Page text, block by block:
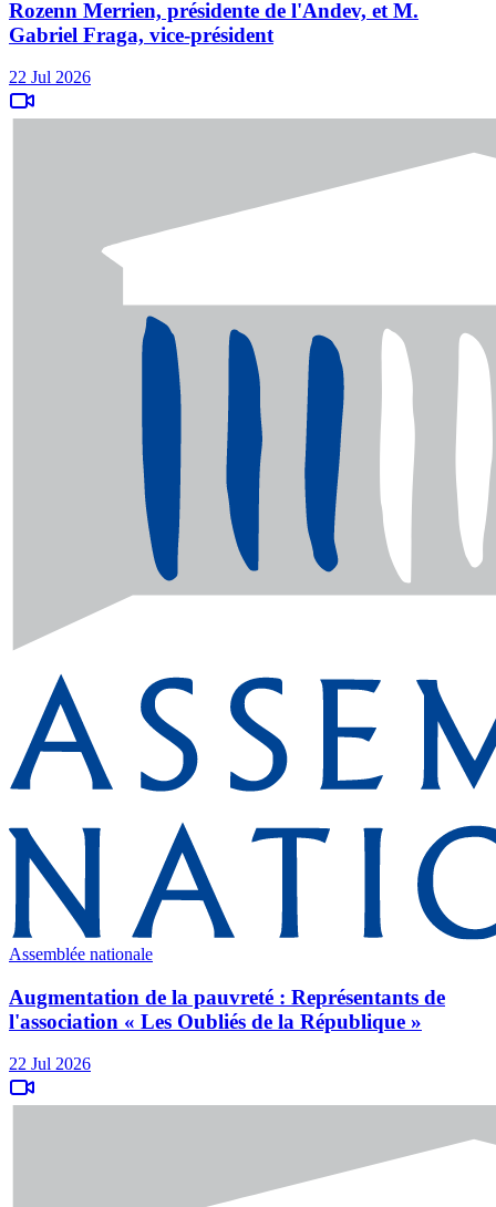
Rozenn Merrien, présidente de l'Andev, et M.
Gabriel Fraga, vice-président
22 Jul 2026
Assemblée nationale
Augmentation de la pauvreté : Représentants de
l'association « Les Oubliés de la République »
22 Jul 2026